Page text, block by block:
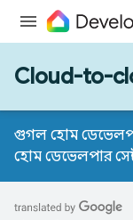
Cloud-to-
গুগল হোম ডেভেলপার
হোম ডেভেলপার